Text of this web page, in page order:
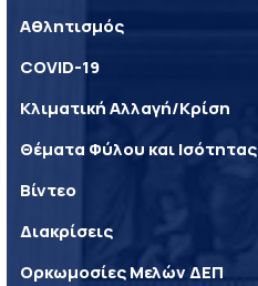
Αθλητισμός
COVID-19
Κλιματική Αλλαγή/Κρίση
Θέματα Φύλου και Ισότητας
Βίντεο
Διακρίσεις
Ορκωμοσίες Μελών ΔΕΠ